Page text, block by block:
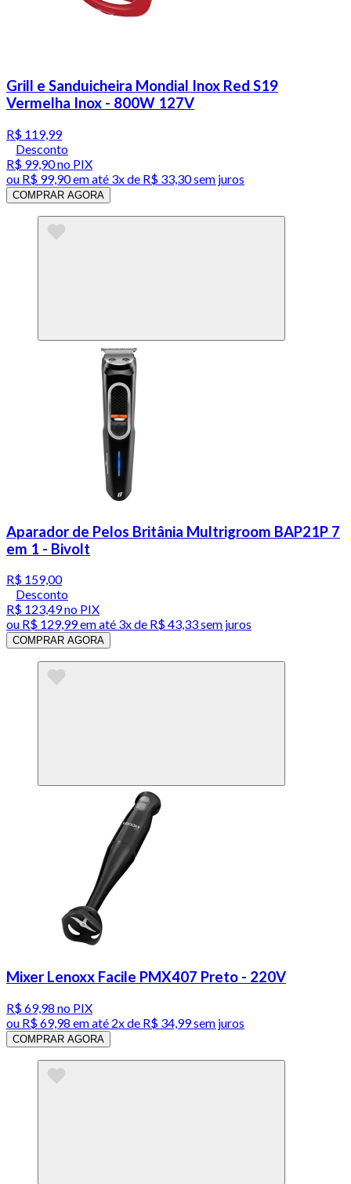
Grill e Sanduicheira Mondial Inox Red S19
Vermelha Inox - 800W 127V
R$ 119,99
Desconto
R$ 99,90no PIX
ou R$ 99,90em até 3x de R$ 33,30 sem juros
COMPRAR AGORA
Aparador de Pelos Britânia Multrigroom BAP21P 7
em 1 - Bivolt
R$ 159,00
Desconto
R$ 123,49no PIX
ou R$ 129,99em até 3x de R$ 43,33 sem juros
COMPRAR AGORA
Mixer Lenoxx Facile PMX407 Preto - 220V
R$ 69,98 no PIX
ou R$ 69,98 em até 2x de R$ 34,99 sem juros
COMPRAR AGORA